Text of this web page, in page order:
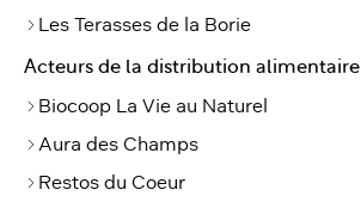
Les Terasses de la Borie
Acteurs de la distribution alimentaire
Biocoop La Vie au Naturel
Aura des Champs
Restos du Coeur